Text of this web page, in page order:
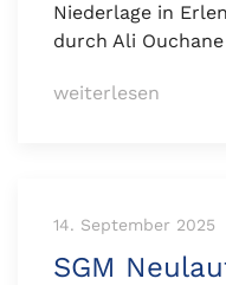
Niederlage in
durch Ali
weiterlesen
14. September 2025
SGM